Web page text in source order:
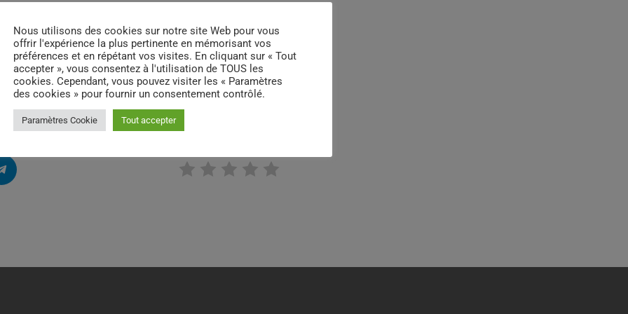
BAPTISTE CHERBERO - 17H
Nous utilisons des cookies sur notre site Web pour vous
offrir l'expérience la plus pertinente en mémorisant vos
préférences et en répétant vos visites. En cliquant sur « Tout
accepter », vous consentez à l'utilisation de TOUS les
cookies. Cependant, vous pouvez visiter les « Paramètres
des cookies » pour fournir un consentement contrôlé.
Paramètres Cookie Tout accepter